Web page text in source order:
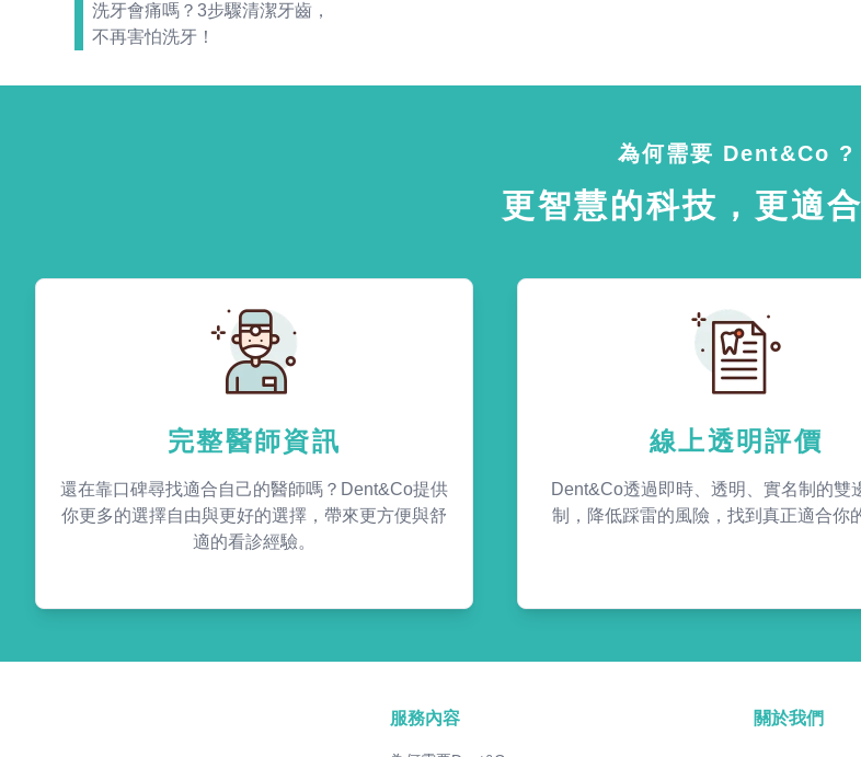
洗牙會痛嗎？3步驟清潔牙齒，
不再害怕洗牙！
為何需要 Dent&Co ?
更智慧的科技，更適
完整醫師資訊
還在靠口碑尋找適合自己的醫師嗎？Dent&Co提供
你更多的選擇自由與更好的選擇，帶來更方便與舒
適的看診經驗。
線上透明評價
Dent&Co透過即時、透明、實名制的雙
制，降低踩雷的風險，找到真正適合你
服務內容 關於我們